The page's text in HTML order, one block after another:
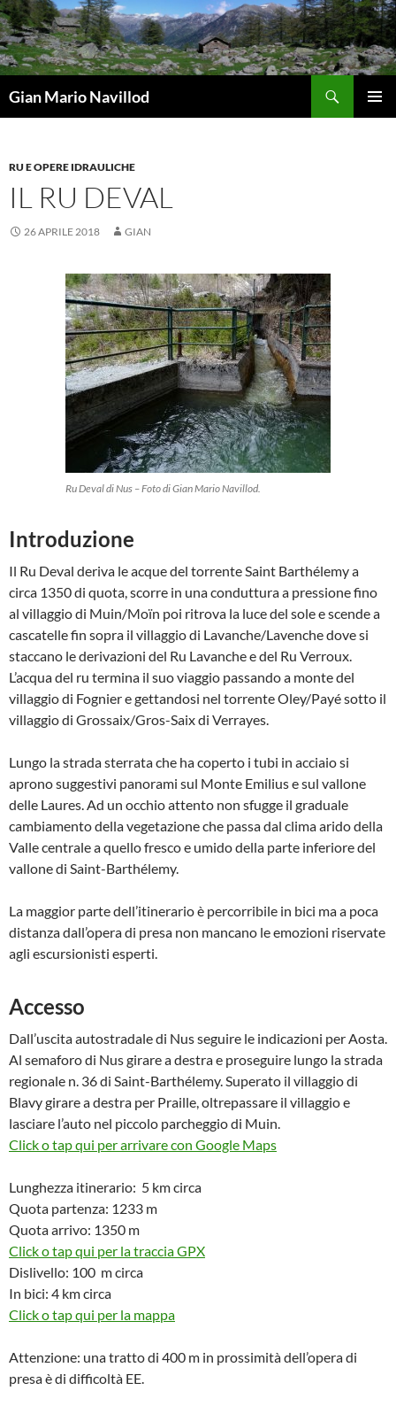
Vai
al
contenuto
Gian Mario Navillod
RU E OPERE IDRAULICHE
IL RU DEVAL
26 APRILE 2018 GIAN
Ru Deval di Nus – Foto di Gian Mario Navillod.
Introduzione
Il Ru Deval deriva le acque del torrente Saint Barthélemy a
circa 1350 di quota, scorre in una conduttura a pressione fino
al villaggio di Muin/Moïn poi ritrova la luce del sole e scende a
cascatelle fin sopra il villaggio di Lavanche/Lavenche dove si
staccano le derivazioni del Ru Lavanche e del Ru Verroux.
L’acqua del ru termina il suo viaggio passando a monte del
villaggio di Fognier e gettandosi nel torrente Oley/Payé sotto il
villaggio di Grossaix/Gros-Saix di Verrayes.
Lungo la strada sterrata che ha coperto i tubi in acciaio si
aprono suggestivi panorami sul Monte Emilius e sul vallone
delle Laures. Ad un occhio attento non sfugge il graduale
cambiamento della vegetazione che passa dal clima arido della
Valle centrale a quello fresco e umido della parte inferiore del
vallone di Saint-Barthélemy.
La maggior parte dell’itinerario è percorribile in bici ma a poca
distanza dall’opera di presa non mancano le emozioni riservate
agli escursionisti esperti.
Accesso
Dall’uscita autostradale di Nus seguire le indicazioni per Aosta.
Al semaforo di Nus girare a destra e proseguire lungo la strada
regionale n. 36 di Saint-Barthélemy. Superato il villaggio di
Blavy girare a destra per Praille, oltrepassare il villaggio e
lasciare l’auto nel piccolo parcheggio di Muin.
Click o tap qui per arrivare con Google Maps
Lunghezza itinerario: 5 km circa
Quota partenza: 1233 m
Quota arrivo: 1350 m
Click o tap qui per la traccia GPX
Dislivello: 100 m circa
In bici: 4 km circa
Click o tap qui per la mappa
Attenzione: una tratto di 400 m in prossimità dell’opera di
presa è di difficoltà EE.